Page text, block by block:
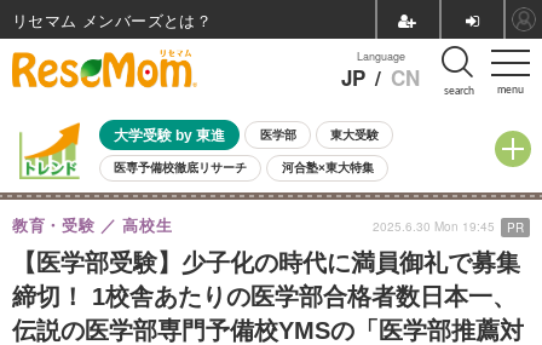
menu
Language
JP / CN search
大学受験 by 東進 医学部 東大受験
医専予備校徹底リサーチ 河合塾×東大特集
親子で考える大学選び 高校受験 中学受験 小学校受験
共通テスト 夏休み
8月開催イベント・WS 全国公立高校 過去問 人気記事
自由研究教材（小学生向け） 自由研究教材（中学生向け） ランキング
【医学部受験】少子化の時代に満員御礼で募集
締切！ 1校舎あたりの医学部合格者数日本一、
伝説の医学部専門予備校YMSの「医学部推薦対
教育・受験 高校生 2025.6.30 Mon 19:45 PR
リセマム メンバーズ